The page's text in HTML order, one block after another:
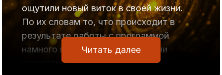
авторы многочисленных звонков.
Вы и сами хорошо помните эти слова.
Как верили, что главное придет,
Себя считали кем-то из немногих,
ощутили новый виток в своей жизни.
По их словам то, что происходит в
результате работы с программой
намного превосходит то, что они
ожидали.
Читать далее